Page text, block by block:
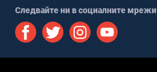
Следвайте ни в социалните мрежи